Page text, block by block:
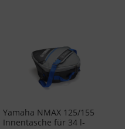
Yamaha NMAX 125/155
Innentasche für 34 l-